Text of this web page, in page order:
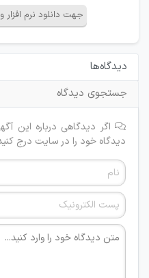
جهت دانلود نرم افزار
دیدگاه‌ها
جستجوی دیدگاه
اگر دیدگاهی درباره این
دیدگاه خود را در سایت درج